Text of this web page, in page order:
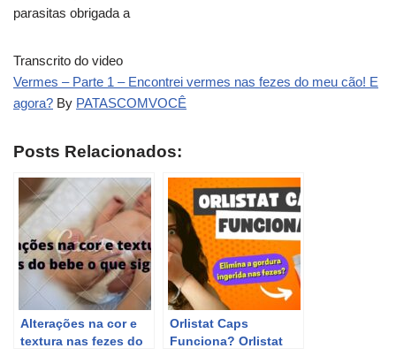
parasitas obrigada a
Transcrito do video
Vermes – Parte 1 – Encontrei vermes nas fezes do meu cão! E
agora? By PATASCOMVOCÊ
Posts Relacionados:
Alterações na cor e
textura nas fezes do
Orlistat Caps
Funciona? Orlistat